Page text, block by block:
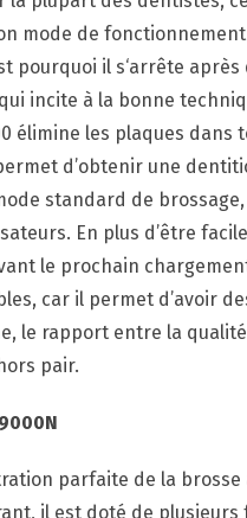
mode de
pourquoi il s‘arrête
incite à la bonne
élimine les plaques dans
d’obtenir une
standard de
En plus d’être
le prochain
car il permet d’avoir
le rapport entre la
pair.
parfaite de la
il est doté de